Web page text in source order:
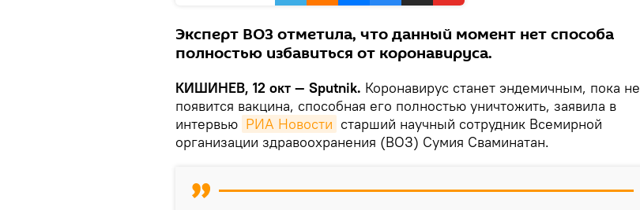
Эксперт ВОЗ отметила, что данный момент нет способа
полностью избавиться от коронавируса.
КИШИНЕВ, 12 окт — Sputnik. Коронавирус станет эндемичным, пока не
появится вакцина, способная его полностью уничтожить, заявила в
интервью РИА Новости старший научный сотрудник Всемирной
организации здравоохранения (ВОЗ) Сумия Сваминатан.